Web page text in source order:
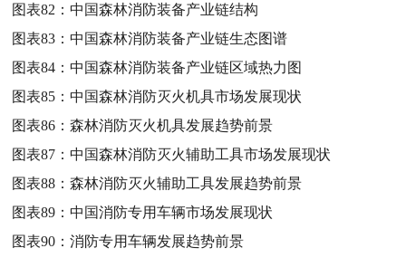
图表82：中国森林消防装备产业链结构
图表83：中国森林消防装备产业链生态图谱
图表84：中国森林消防装备产业链区域热力图
图表85：中国森林消防灭火机具市场发展现状
图表86：森林消防灭火机具发展趋势前景
图表87：中国森林消防灭火辅助工具市场发展现状
图表88：森林消防灭火辅助工具发展趋势前景
图表89：中国消防专用车辆市场发展现状
图表90：消防专用车辆发展趋势前景